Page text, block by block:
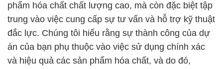
phẩm hóa chất chất lượng cao, mà còn đặc biệt tập
trung vào việc cung cấp sự tư vấn và hỗ trợ kỹ thuật
đắc lực. Chúng tôi hiểu rằng sự thành công của dự
án của bạn phụ thuộc vào việc sử dụng chính xác
và hiệu quả các sản phẩm hóa chất, và do đó,